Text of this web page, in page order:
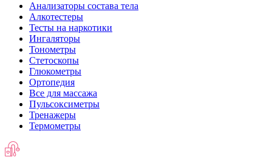
Анализаторы состава тела
Алкотестеры
Тесты на наркотики
Ингаляторы
Тонометры
Стетоскопы
Глюкометры
Ортопедия
Все для массажа
Пульсоксиметры
Тренажеры
Термометры